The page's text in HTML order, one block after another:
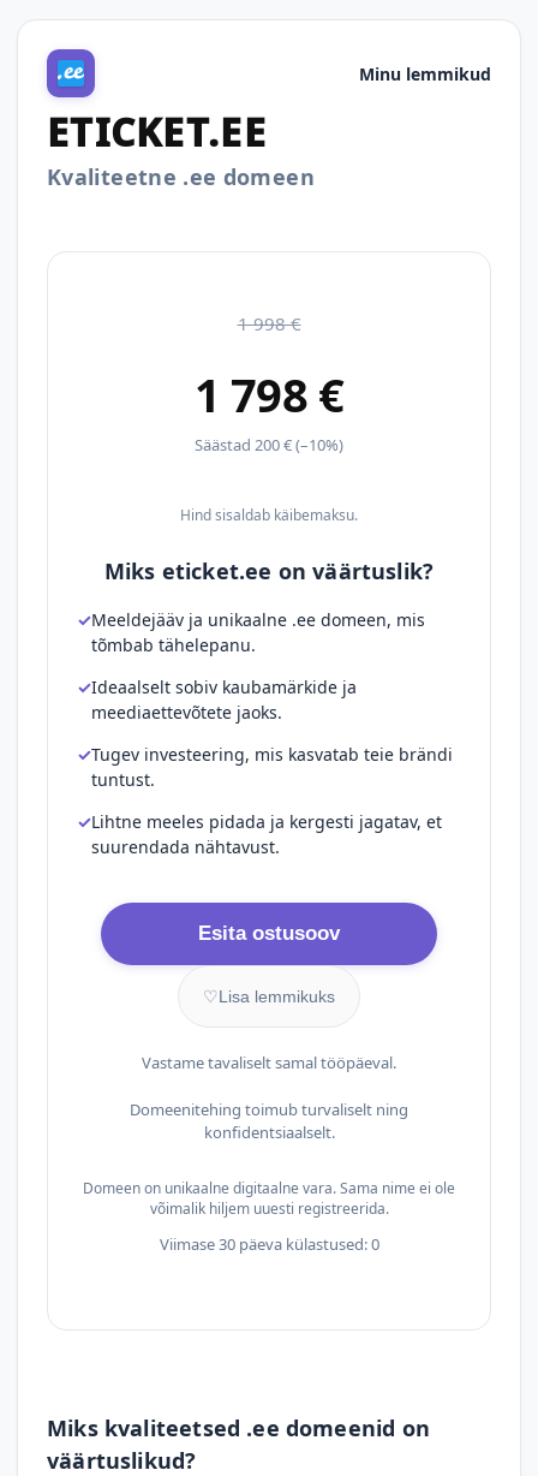
Minu lemmikud
ETICKET.EE
Kvaliteetne .ee domeen
1 998 €
1 798 €
Säästad 200 € (–10%)
Hind sisaldab käibemaksu.
Miks eticket.ee on väärtuslik?
Meeldejääv ja unikaalne .ee domeen, mis
tõmbab tähelepanu.
Ideaalselt sobiv kaubamärkide ja
meediaettevõtete jaoks.
Tugev investeering, mis kasvatab teie brändi
tuntust.
Lihtne meeles pidada ja kergesti jagatav, et
suurendada nähtavust.
Esita ostusoov
♡Lisa lemmikuks
Vastame tavaliselt samal tööpäeval.
Domeenitehing toimub turvaliselt ning
konfidentsiaalselt.
Domeen on unikaalne digitaalne vara. Sama nime ei ole
võimalik hiljem uuesti registreerida.
Viimase 30 päeva külastused: 0
Miks kvaliteetsed .ee domeenid on
väärtuslikud?